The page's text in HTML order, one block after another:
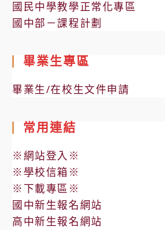
國民中學教學正常化專區
國中部－課程計劃
畢業生專區
畢業生/在校生文件申請
常用連結
※網站登入※
※學校信箱※
※下載專區※
國中新生報名網站
高中新生報名網站